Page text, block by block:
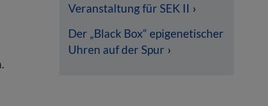
Veranstaltung für SEK II
Der „Black Box“ epigenetischer
Uhren auf der Spur